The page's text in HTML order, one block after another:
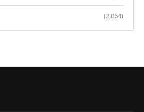
(2.064)